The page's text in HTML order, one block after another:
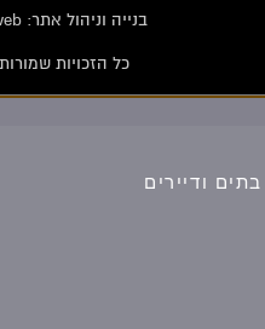
בנייה וניהול אתר: Eyeweb שיווק באינטרנט .
כל הזכויות